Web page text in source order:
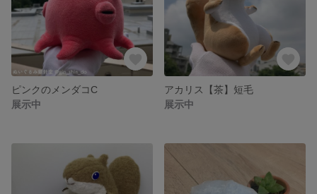
ピンクのメンダコC
展示中
アカリス【茶】短毛
展示中